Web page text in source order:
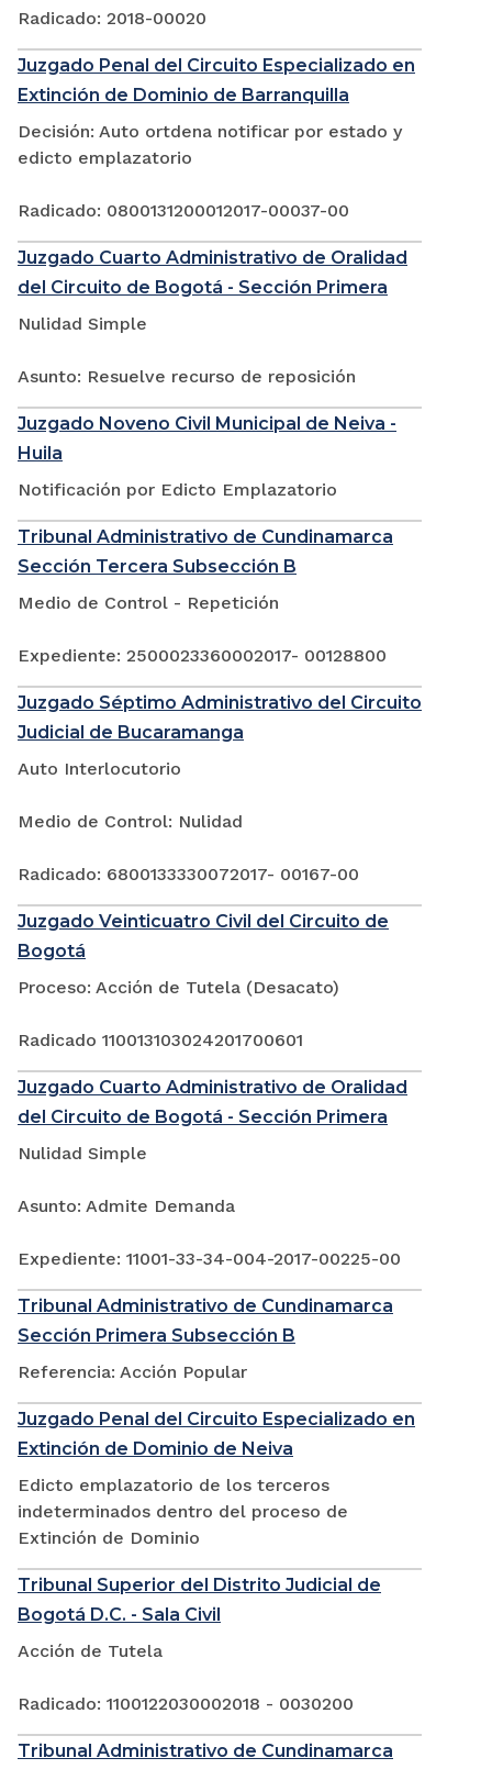
Radicado: 2018-00020
Juzgado Penal del Circuito Especializado en
Extinción de Dominio de Barranquilla
Decisión: Auto ortdena notificar por estado y
edicto emplazatorio
Radicado: 0800131200012017-00037-00
Juzgado Cuarto Administrativo de Oralidad
del Circuito de Bogotá - Sección Primera
Nulidad Simple
Asunto: Resuelve recurso de reposición
Juzgado Noveno Civil Municipal de Neiva -
Huila
Notificación por Edicto Emplazatorio
Tribunal Administrativo de Cundinamarca
Sección Tercera Subsección B
Medio de Control - Repetición
Expediente: 2500023360002017- 00128800
Juzgado Séptimo Administrativo del Circuito
Judicial de Bucaramanga
Auto Interlocutorio
Medio de Control: Nulidad
Radicado: 6800133330072017- 00167-00
Juzgado Veinticuatro Civil del Circuito de
Bogotá
Proceso: Acción de Tutela (Desacato)
Radicado 110013103024201700601
Juzgado Cuarto Administrativo de Oralidad
del Circuito de Bogotá - Sección Primera
Nulidad Simple
Asunto: Admite Demanda
Expediente: 11001-33-34-004-2017-00225-00
Tribunal Administrativo de Cundinamarca
Sección Primera Subsección B
Referencia: Acción Popular
Juzgado Penal del Circuito Especializado en
Extinción de Dominio de Neiva
Edicto emplazatorio de los terceros
indeterminados dentro del proceso de
Extinción de Dominio
Tribunal Superior del Distrito Judicial de
Bogotá D.C. - Sala Civil
Acción de Tutela
Radicado: 1100122030002018 - 0030200
Tribunal Administrativo de Cundinamarca